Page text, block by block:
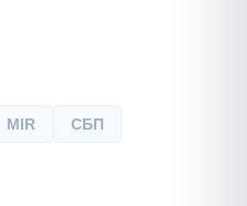
MIR СБП